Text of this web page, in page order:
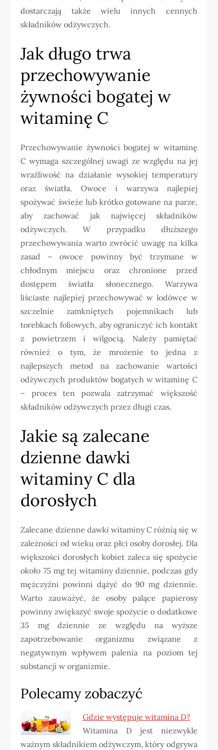
dostarczają także wielu innych cennych
składników odżywczych.
Jak długo trwa
przechowywanie
żywności bogatej w
witaminę C
Przechowywanie żywności bogatej w witaminę
C wymaga szczególnej uwagi ze względu na jej
wrażliwość na działanie wysokiej temperatury
oraz światła. Owoce i warzywa najlepiej
spożywać świeże lub krótko gotowane na parze,
aby zachować jak najwięcej składników
odżywczych. W przypadku dłuższego
przechowywania warto zwrócić uwagę na kilka
zasad – owoce powinny być trzymane w
chłodnym miejscu oraz chronione przed
dostępem światła słonecznego. Warzywa
liściaste najlepiej przechowywać w lodówce w
szczelnie zamkniętych pojemnikach lub
torebkach foliowych, aby ograniczyć ich kontakt
z powietrzem i wilgocią. Należy pamiętać
również o tym, że mrożenie to jedna z
najlepszych metod na zachowanie wartości
odżywczych produktów bogatych w witaminę C
– proces ten pozwala zatrzymać większość
składników odżywczych przez długi czas.
Jakie są zalecane
dzienne dawki
witaminy C dla
dorosłych
Zalecane dzienne dawki witaminy C różnią się w
zależności od wieku oraz płci osoby dorosłej. Dla
większości dorosłych kobiet zaleca się spożycie
około 75 mg tej witaminy dziennie, podczas gdy
mężczyźni powinni dążyć do 90 mg dziennie.
Warto zauważyć, że osoby palące papierosy
powinny zwiększyć swoje spożycie o dodatkowe
35 mg dziennie ze względu na wyższe
zapotrzebowanie organizmu związane z
negatywnym wpływem palenia na poziom tej
substancji w organizmie.
Polecamy zobaczyć
Gdzie występuje witamina D?
Witamina D jest niezwykle
ważnym składnikiem odżywczym, który odgrywa